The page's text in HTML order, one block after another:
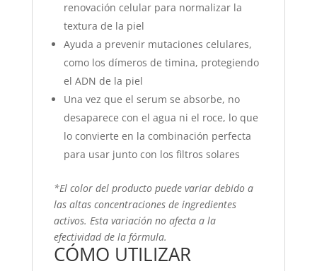
renovación celular para normalizar la
textura de la piel
Ayuda a prevenir mutaciones celulares,
como los dímeros de timina, protegiendo
el ADN de la piel
Una vez que el serum se absorbe, no
desaparece con el agua ni el roce, lo que
lo convierte en la combinación perfecta
para usar junto con los filtros solares
*El color del producto puede variar debido a
las altas concentraciones de ingredientes
activos. Esta variación no afecta a la
efectividad de la fórmula.
CÓMO UTILIZAR